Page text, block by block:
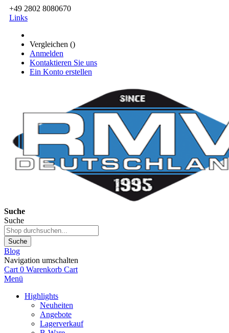
+49 2802 8080670
Links
Vergleichen ()
Anmelden
Kontaktieren Sie uns
Ein Konto erstellen
Suche
Suche
Suche
Blog
Navigation umschalten
Cart 0 Warenkorb Cart
Menü
Highlights
Neuheiten
Angebote
Lagerverkauf